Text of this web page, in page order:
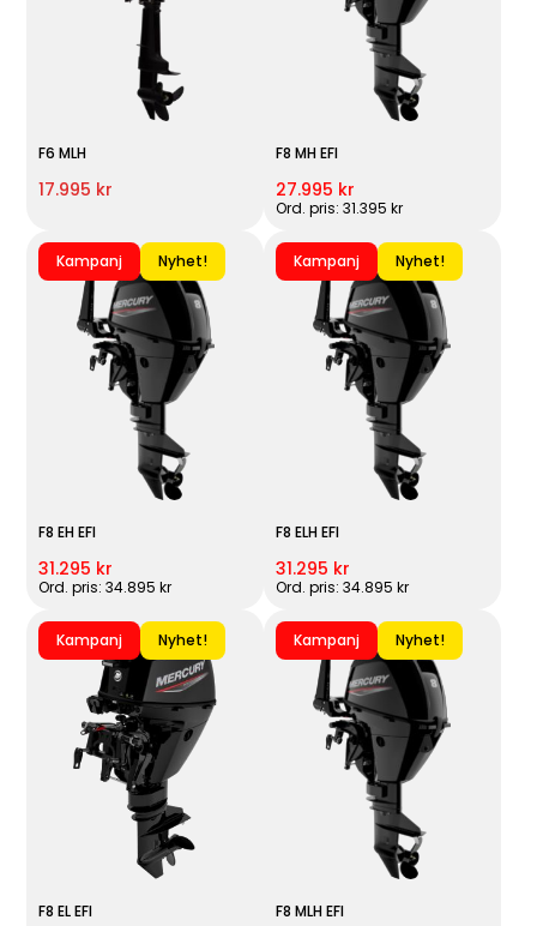
F6 MLH
17.995 kr
F8 MH EFI
27.995 kr
Ord. pris: 31.395 kr
Kampanj Nyhet!
F8 EH EFI
31.295 kr
Ord. pris: 34.895 kr
Kampanj Nyhet!
F8 ELH EFI
31.295 kr
Ord. pris: 34.895 kr
Kampanj Nyhet!
F8 EL EFI
Kampanj Nyhet!
F8 MLH EFI